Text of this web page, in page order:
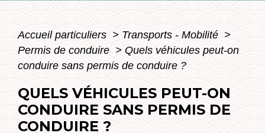
Accueil particuliers > Transports - Mobilité >
Permis de conduire > Quels véhicules peut-on
conduire sans permis de conduire ?
QUELS VÉHICULES PEUT-ON
CONDUIRE SANS PERMIS DE
CONDUIRE ?